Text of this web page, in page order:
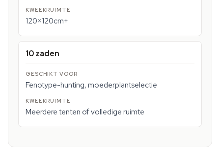
120×120cm+
10 zaden
Fenotype-hunting, moederplantselectie
Meerdere tenten of volledige ruimte